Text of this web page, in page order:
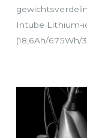
Intube Lithium-
(18,6Ah/675Wh/